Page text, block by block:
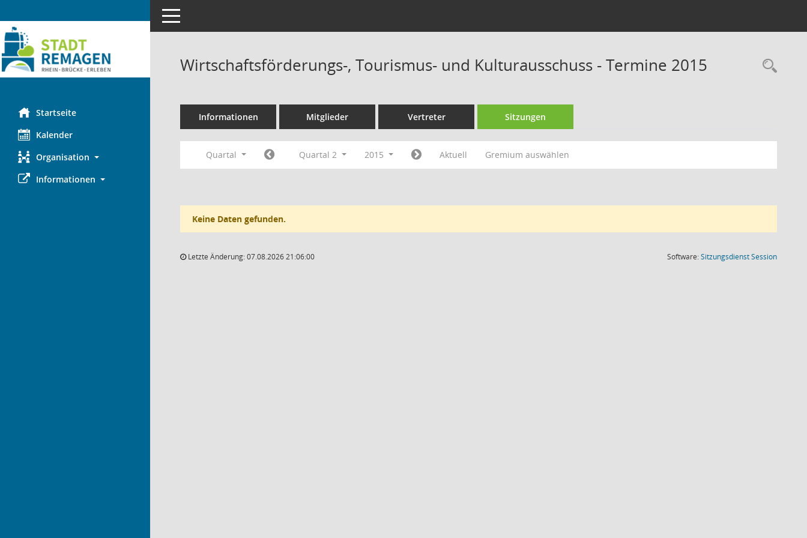
Startseite
Kalender
Organisation
Informationen
Toggle navigation
Wirtschaftsförderungs-, Tourismus- und Kulturausschuss - Termine 2015
Informationen Mitglieder Vertreter Sitzungen
Quartal Quartal 2 2015 Aktuell Gremium auswählen
Keine Daten gefunden.
Letzte Änderung: 07.08.2026 21:06:00 Software:SitzungsdienstSession(Wird in